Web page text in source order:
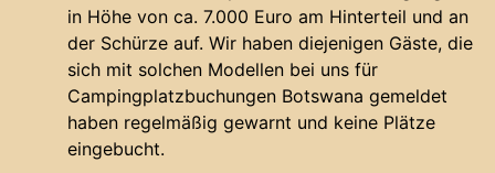
in Höhe von ca. 7.000 Euro am Hinterteil und an
der Schürze auf. Wir haben diejenigen Gäste, die
sich mit solchen Modellen bei uns für
Campingplatzbuchungen Botswana gemeldet
haben regelmäßig gewarnt und keine Plätze
eingebucht.